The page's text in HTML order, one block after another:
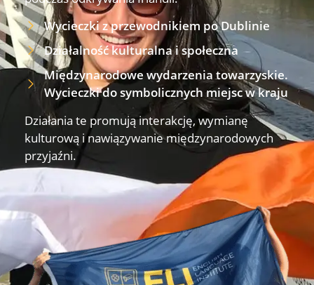
Wycieczki z przewodnikiem po Dublinie
Działalność kulturalna i społeczna
Międzynarodowe wydarzenia towarzyskie.
Wycieczki do symbolicznych miejsc w kraju
Działania te promują interakcję, wymianę
kulturową i nawiązywanie międzynarodowych
przyjaźni.